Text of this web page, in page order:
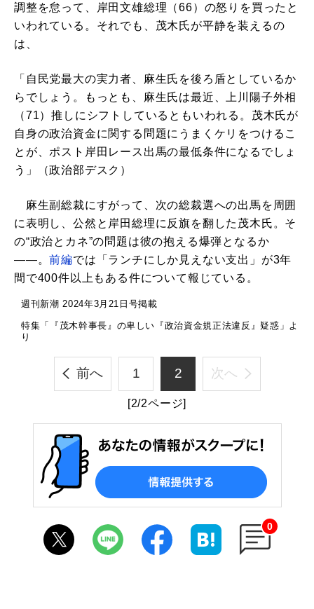
調整を怠って、岸田文雄総理（66）の怒りを買ったと
いわれている。それでも、茂木氏が平静を装えるの
は、
「自民党最大の実力者、麻生氏を後ろ盾としているか
らでしょう。もっとも、麻生氏は最近、上川陽子外相
（71）推しにシフトしているともいわれる。茂木氏が
自身の政治資金に関する問題にうまくケリをつけるこ
とが、ポスト岸田レース出馬の最低条件になるでしょ
う」（政治部デスク）
麻生副総裁にすがって、次の総裁選への出馬を周囲
に表明し、公然と岸田総理に反旗を翻した茂木氏。そ
の“政治とカネ”の問題は彼の抱える爆弾となるか
――。前編では「ランチにしか見えない支出」が3年
間で400件以上もある件について報じている。
週刊新潮 2024年3月21日号掲載
特集「『茂木幹事長』の卑しい『政治資金規正法違反』疑惑」よ
り
前へ 1 2 次へ
[2/2ページ]
0